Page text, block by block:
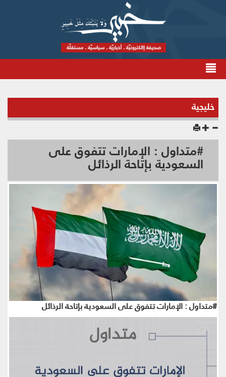
خليجية
#متداول : الإمارات تتفوق على
السعودية بإتاحة الرذائل
#متداول : الإمارات تتفوق على السعودية بإتاحة الرذائل